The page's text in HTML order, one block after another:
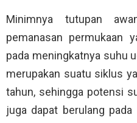
Minimnya tutupan
pemanasan permukaan
pada meningkatnya suhu
merupakan suatu siklus
tahun, sehingga potensi
juga dapat berulang